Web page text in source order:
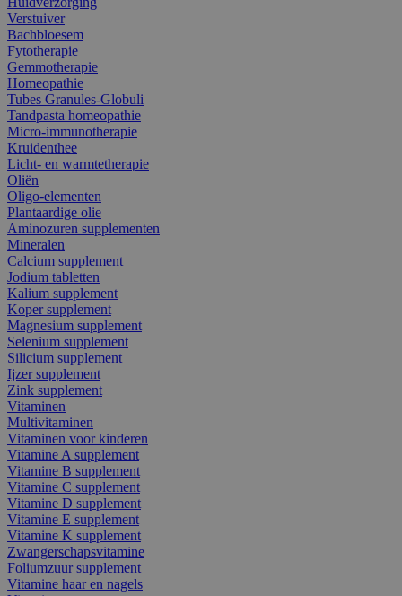
Verstuiver
Bachbloesem
Fytotherapie
Gemmotherapie
Homeopathie
Tubes Granules-Globuli
Tandpasta homeopathie
Micro-immunotherapie
Kruidenthee
Licht- en warmtetherapie
Oliën
Oligo-elementen
Plantaardige olie
Aminozuren supplementen
Mineralen
Calcium supplement
Jodium tabletten
Kalium supplement
Koper supplement
Magnesium supplement
Selenium supplement
Silicium supplement
Ijzer supplement
Zink supplement
Vitaminen
Multivitaminen
Vitaminen voor kinderen
Vitamine A supplement
Vitamine B supplement
Vitamine C supplement
Vitamine D supplement
Vitamine E supplement
Vitamine K supplement
Zwangerschapsvitamine
Foliumzuur supplement
Vitamine haar en nagels